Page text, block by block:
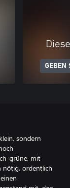
GEBEN
sondern
grüne, mit
nötig, ordentlich